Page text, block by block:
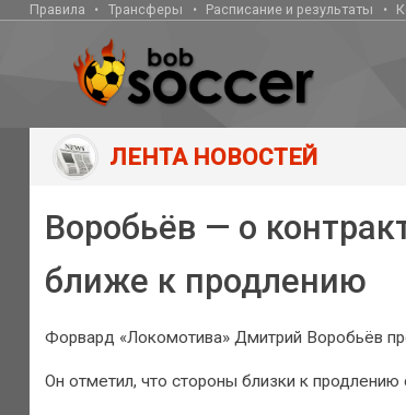
Правила Трансферы Расписание и результаты
ЛЕНТА НОВОСТЕЙ
Воробьёв — о
ближе к продлению
Форвард «Локомотива» Дмитрий Воробьёв
Он отметил, что стороны близки к продлению